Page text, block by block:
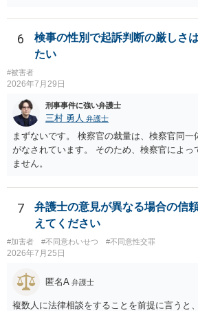
たり →やはり痴漢として疑われているのでは
ないのであれば、何も疑われる筋合いは無い
はないですね。
6
検事の性別で起訴判断の厳しさ
たい
#被害者
2026年7月29日
刑事事件に強い弁護士
三村 勇人 弁護士
まずないです。 検察官の裁量は、検察官同一
がなされています。 そのため、検察官によっ
ません。
7
弁護士の意見が異なる場合の信
えてください
#加害者 #不同意わいせつ #不同意性交罪
2026年7月25日
匿名A 弁護士
複数人に法律相談をすることを前提に言うと